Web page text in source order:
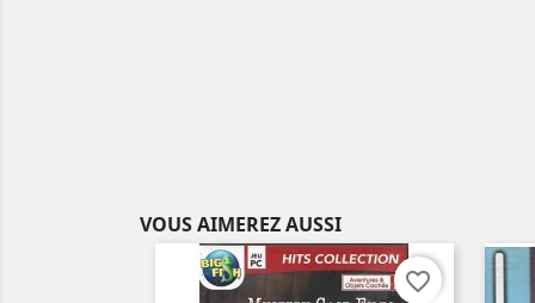
VOUS AIMEREZ AUSSI
favorite_border